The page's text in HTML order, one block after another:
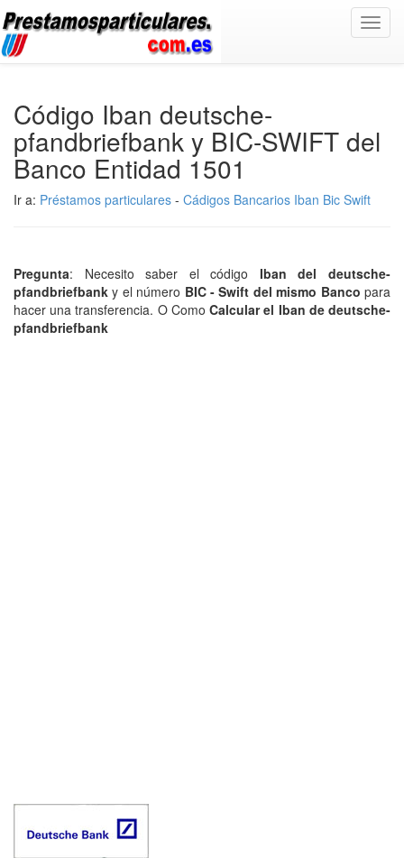
Código Iban deutsche-
pfandbriefbank y BIC-SWIFT del
Banco Entidad 1501
Ir a: Préstamos particulares - Cádigos Bancarios Iban Bic Swift
Pregunta: Necesito saber el código Iban del deutsche-
pfandbriefbanky el número BIC - Swift del mismo Banco para
hacer una transferencia. O ComoCalcular el Iban de deutsche-
pfandbriefbank